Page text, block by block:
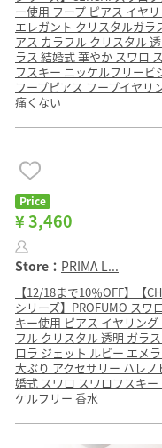
ー使用 フープ ピアス イヤ
エレガント クリスタルガラ
アス カラフル クリスタル
ラス 結婚式 華やか スワロ
フスキー ニッケルフリービ
フープピアス フープイヤリ
痛くない
Price
¥ 3,460
Store： PRIMA L...
【12/18まで10％OFF】【
シリーズ】PROFUMO スワ
キー使用 ピアス イヤリング
フル クリスタル 透明 ガラ
ロラ ジェット ルビー エメ
大ぶり アクセサリー ハレノ
婚式 スワロ スワロフスキー
ケルフリー 香水